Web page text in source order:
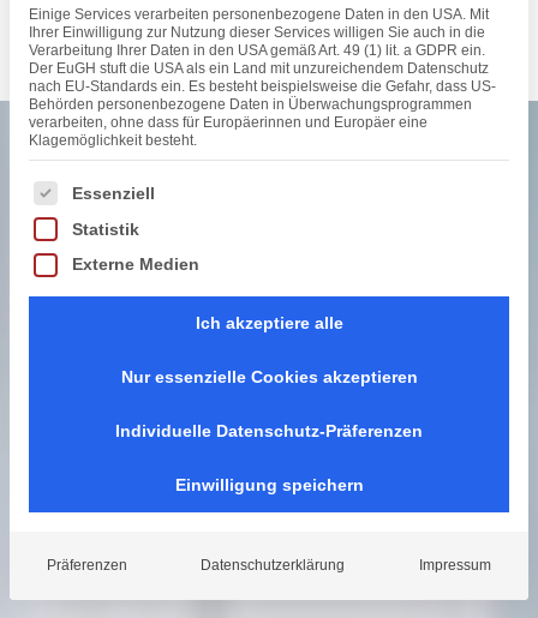
die Operation des Grauen Stars.
Einige Services verarbeiten personenbezogene Daten in den USA. Mit
Ihrer Einwilligung zur Nutzung dieser Services willigen Sie auch in die
Verarbeitung Ihrer Daten in den USA gemäß Art. 49 (1) lit. a GDPR ein.
Der EuGH stuft die USA als ein Land mit unzureichendem Datenschutz
nach EU-Standards ein. Es besteht beispielsweise die Gefahr, dass US-
Behörden personenbezogene Daten in Überwachungsprogrammen
verarbeiten, ohne dass für Europäerinnen und Europäer eine
Klagemöglichkeit besteht.
Es folgt eine Liste der Service-Gruppen, für die eine
Essenziell
Statistik
Externe Medien
Ich akzeptiere alle
Nur essenzielle Cookies akzeptieren
Individuelle Datenschutz-Präferenzen
Einwilligung speichern
Präferenzen Datenschutzerklärung Impressum